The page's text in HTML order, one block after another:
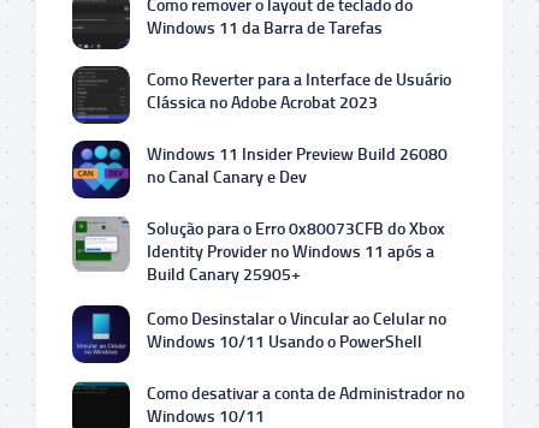
Como remover o layout de teclado do
Windows 11 da Barra de Tarefas
Como Reverter para a Interface de Usuário
Clássica no Adobe Acrobat 2023
Windows 11 Insider Preview Build 26080
no Canal Canary e Dev
Solução para o Erro 0x80073CFB do Xbox
Identity Provider no Windows 11 após a
Build Canary 25905+
Como Desinstalar o Vincular ao Celular no
Windows 10/11 Usando o PowerShell
Como desativar a conta de Administrador no
Windows 10/11